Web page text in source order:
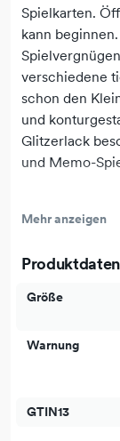
Spielkarten.
kann
verschiedene
schon den
und
Glitzerlack
und Memo-
ab 2 Jahre
Format: 50 cm
Ausstattung:
Schleife / 24
Illustrator:
Mehr anzeigen
Produktdaten
Größe
Warnung
GTIN13